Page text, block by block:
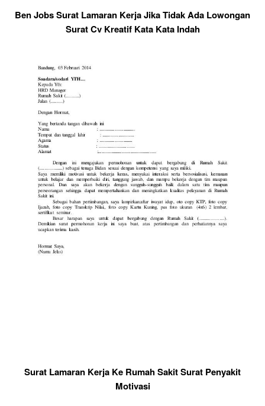
Ben Jobs Surat Lamaran Kerja Jika Tidak Ada Lowongan
Surat Cv Kreatif Kata Kata Indah
Surat Lamaran Kerja Ke Rumah Sakit Surat Penyakit
Motivasi